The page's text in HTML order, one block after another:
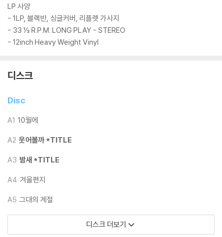
LP 프레싱 : 마장뮤직앤픽처스㈜
LP 디자인 : Soyo (roommania)
ⓟ 2023 615 & ⓒ 2026 Machang Music & Pictures Co., Ltd. Man
Prohibited. Under the License from 615. Made in Republic of K
LP 구매시 참고 사항 안내드립니다.
※ 재킷/구성품/포장 상태
할 수 있으며 속지(이너 슬리브)는 디스크와의 접촉으로 인해 갈라질 수
외관상 불량 확인되는 상품을 개봉 시엔 반품/교환 처리 불가합니다.
2) 디스크 라벨은 공정상 매끄럽게 부착되지 않을 수도 있으며 겉포장 비
3) 일본 제작 LP는 대부분 겉비닐이 밀봉되어 있지 않습니다.
4) 디지털 다운로드 코드는 본사에서 공지 없이 증정 종료될 수 있습니다.
LP 사양
- 1LP, 블랙반, 싱글커버, 리플렛 가사지
- 33 ⅓ R.P.M. LONG PLAY - STEREO
- 12inch Heavy Weight Vinyl
디스크
Disc
A1 10월에
A2 웃어볼까 *TITLE
A3 밤새 *TITLE
A4 겨울편지
A5 그대의 계절
디스크 더보기